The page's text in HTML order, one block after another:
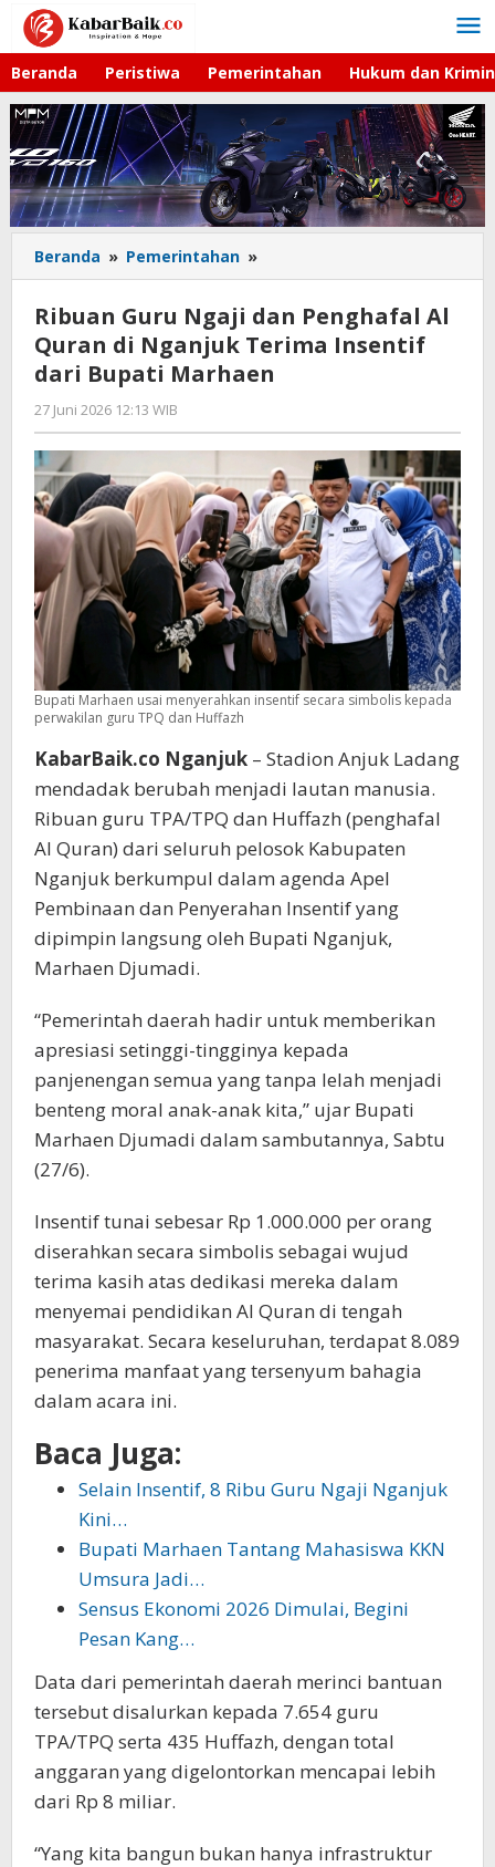
Lewati
konten
Beranda Peristiwa Pemerintahan Hukum dan
Beranda » Pemerintahan »
Guru
Ngaji
dan
Penghafal
Al
Terima
Insentif
dari
Bupati
Marhaen
Ribuan Guru Ngaji dan Penghafal Al
Quran di Nganjuk Terima Insentif
dari Bupati Marhaen
27 Juni 2026 12:13 WIB
Gagah
Saputra
Bupati Marhaen usai menyerahkan insentif secara simbolis kepada
perwakilan guru TPQ dan Huffazh
KabarBaik.co Nganjuk – Stadion Anjuk Ladang
mendadak berubah menjadi lautan manusia.
Ribuan guru TPA/TPQ dan Huffazh (penghafal
Al Quran) dari seluruh pelosok Kabupaten
Nganjuk berkumpul dalam agenda Apel
Pembinaan dan Penyerahan Insentif yang
dipimpin langsung oleh Bupati Nganjuk,
Marhaen Djumadi.
“Pemerintah daerah hadir untuk memberikan
apresiasi setinggi-tingginya kepada
panjenengan semua yang tanpa lelah menjadi
benteng moral anak-anak kita,” ujar Bupati
Marhaen Djumadi dalam sambutannya, Sabtu
(27/6).
Insentif tunai sebesar Rp 1.000.000 per orang
diserahkan secara simbolis sebagai wujud
terima kasih atas dedikasi mereka dalam
menyemai pendidikan Al Quran di tengah
masyarakat. Secara keseluruhan, terdapat 8.089
penerima manfaat yang tersenyum bahagia
dalam acara ini.
Baca Juga:
Selain Insentif, 8 Ribu Guru Ngaji Nganjuk
Kini…
Bupati Marhaen Tantang Mahasiswa KKN
Umsura Jadi…
Sensus Ekonomi 2026 Dimulai, Begini
Pesan Kang…
Data dari pemerintah daerah merinci bantuan
tersebut disalurkan kepada 7.654 guru
TPA/TPQ serta 435 Huffazh, dengan total
anggaran yang digelontorkan mencapai lebih
dari Rp 8 miliar.
“Yang kita bangun bukan hanya infrastruktur